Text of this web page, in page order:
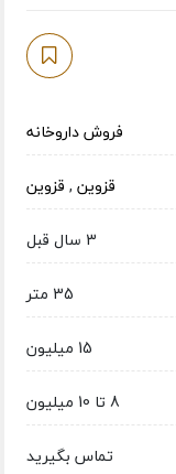
فروش داروخانه
قزوین, قزوین
3 سال قبل
35 متر
15 میلیون
8 تا 10 میلیون
تماس بگیرید